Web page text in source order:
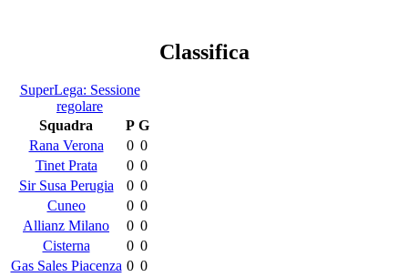
Classifica
SuperLega: Sessione
regolare
Squadra
P G
Rana Verona
0 0
Tinet Prata
0 0
Sir Susa Perugia
0 0
Cuneo
0 0
Allianz Milano
0 0
Cisterna
0 0
Gas Sales Piacenza 0 0